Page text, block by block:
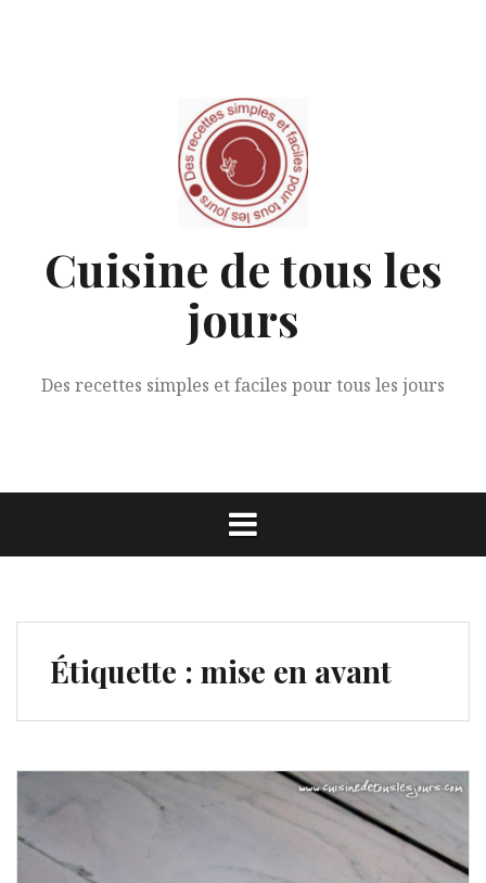
Cuisine de tous les
jours
Des recettes simples et faciles pour tous les jours
Étiquette : mise en avant